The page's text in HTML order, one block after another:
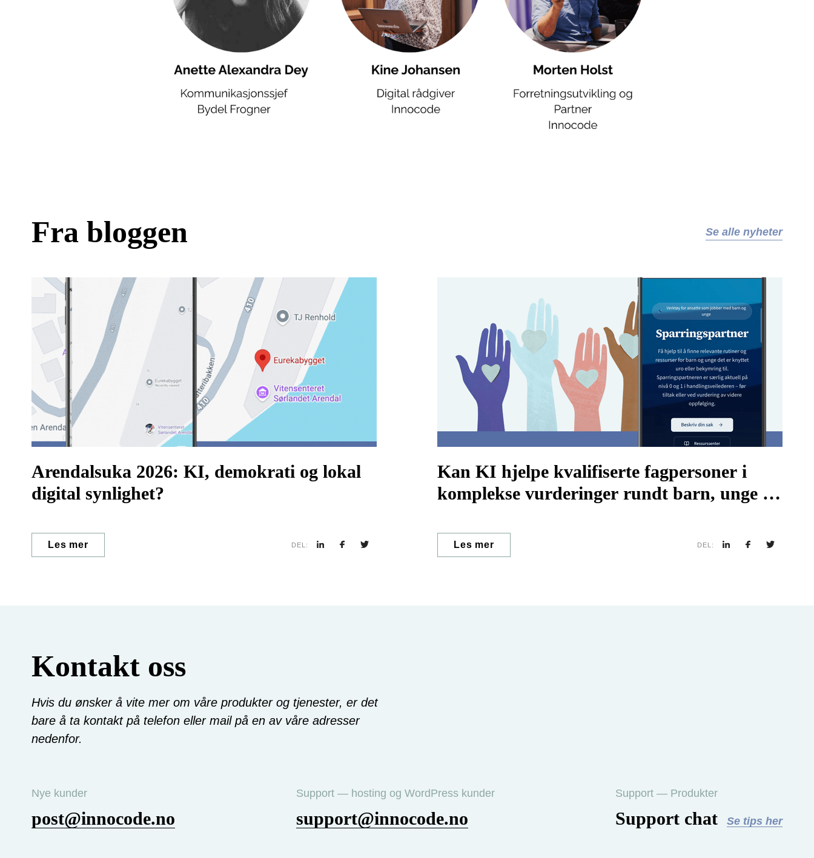
Fra bloggen Se alle nyheter
Arendalsuka 2026: KI, demokrati og lokal
digital synlighet?
Les mer DEL:
Kan KI hjelpe kvalifiserte fagpersoner i
komplekse vurderinger rundt barn, unge og
Les mer DEL:
Kontakt oss
Hvis du ønsker å vite mer om våre produkter og tjenester, er det
bare å ta kontakt på telefon eller mail på en av våre adresser
nedenfor.
Nye kunder
post@innocode.no
Support — hosting og WordPress kunder
support@innocode.no
Support — Produkter
Support chat Se tips her